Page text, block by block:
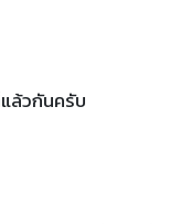
ล้วกันครับ